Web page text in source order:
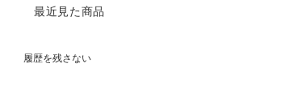
最近見た商品
履歴を残さない